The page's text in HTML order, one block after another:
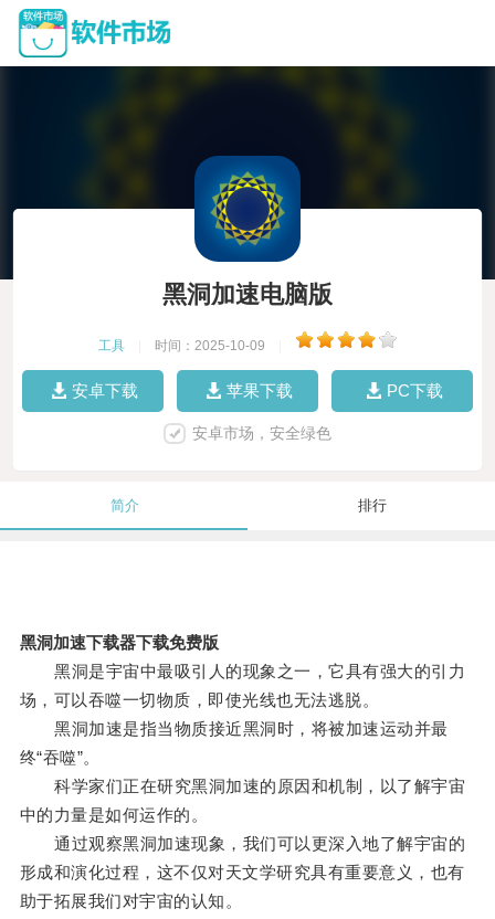
黑洞加速电脑版
工具 时间：2025-10-09
安卓下载 苹果下载 PC下载
安卓市场，安全绿色
简介 排行
黑洞加速下载器下载免费版
黑洞是宇宙中最吸引人的现象之一，它具有强大的引力
场，可以吞噬一切物质，即使光线也无法逃脱。
黑洞加速是指当物质接近黑洞时，将被加速运动并最
终“吞噬”。
科学家们正在研究黑洞加速的原因和机制，以了解宇宙
中的力量是如何运作的。
通过观察黑洞加速现象，我们可以更深入地了解宇宙的
形成和演化过程，这不仅对天文学研究具有重要意义，也有
助于拓展我们对宇宙的认知。